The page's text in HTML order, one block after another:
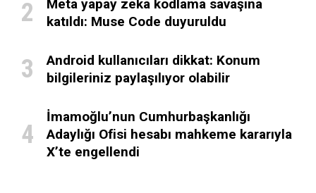
Meta yapay zeka kodlama savaşına
katıldı: Muse Code duyuruldu
Android kullanıcıları dikkat: Konum
bilgileriniz paylaşılıyor olabilir
İmamoğlu’nun Cumhurbaşkanlığı
Adaylığı Ofisi hesabı mahkeme kararıyla
X’te engellendi